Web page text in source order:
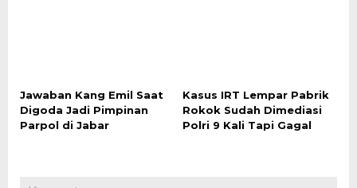
Jawaban Kang Emil Saat
Digoda Jadi Pimpinan
Parpol di Jabar
Kasus IRT Lempar Pabrik
Rokok Sudah Dimediasi
Polri 9 Kali Tapi Gagal